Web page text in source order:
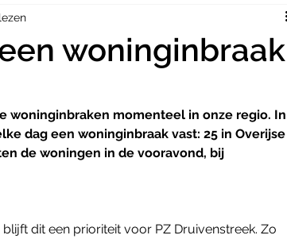
woninginbraak
woninginbraken momenteel in onze regio. In
dag een woninginbraak vast: 25 in Overijse
de woningen in de vooravond, bij
dit een prioriteit voor PZ Druivenstreek. Zo